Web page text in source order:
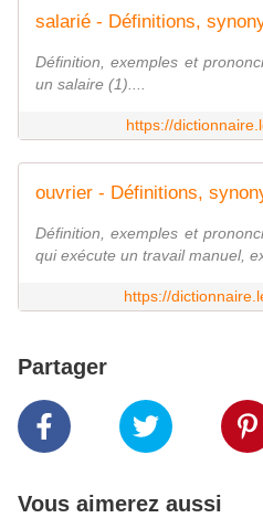
Définition, exemples et
un salaire (1)....
https://
Définition, exemples et
qui exécute un travail manuel,
https://
Partager
Vous aimerez aussi